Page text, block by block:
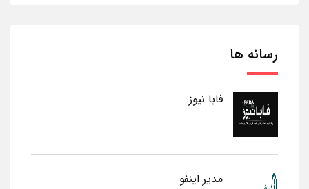
رسانه ها
فابا نیوز
مدیر اینفو